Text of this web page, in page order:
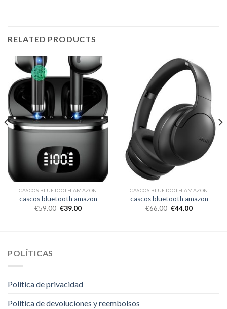
RELATED PRODUCTS
CASCOS BLUETOOTH AMAZON
cascos bluetooth amazon
€59.00 €39.00
CASCOS BLUETOOTH AMAZON
cascos bluetooth amazon
€66.00 €44.00
POLÍTICAS
Politica de privacidad
Política de devoluciones y reembolsos